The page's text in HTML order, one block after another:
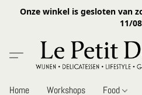
Onze winkel is gesloten van
11/08
Home Workshops Food